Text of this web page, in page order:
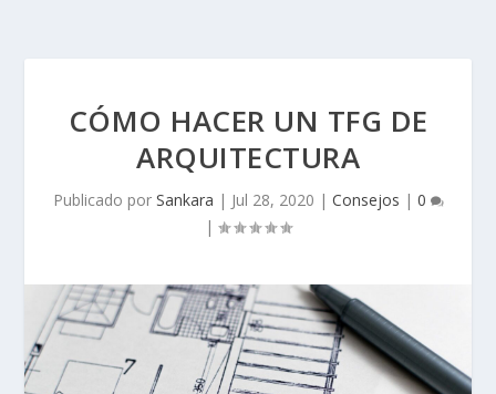
CÓMO HACER UN TFG DE
ARQUITECTURA
Publicado por Sankara | Jul 28, 2020 | Consejos | 0
|